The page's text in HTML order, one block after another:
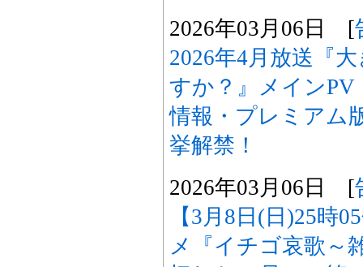
2026年03月06日 [
2026年4月放送『
すか？』メインPV
情報・プレミアム
挙解禁！
2026年03月06日 [
【3月8日(日)25時
メ『イチゴ哀歌～